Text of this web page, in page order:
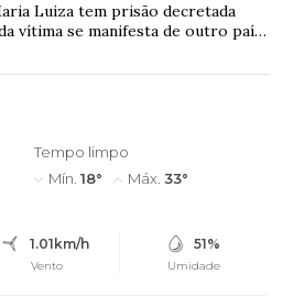
Luiza tem prisão decretada
vítima se manifesta de outro país
Tempo limpo
Mín. 18° Máx. 33°
1.01km/h
Vento
51%
Umidade